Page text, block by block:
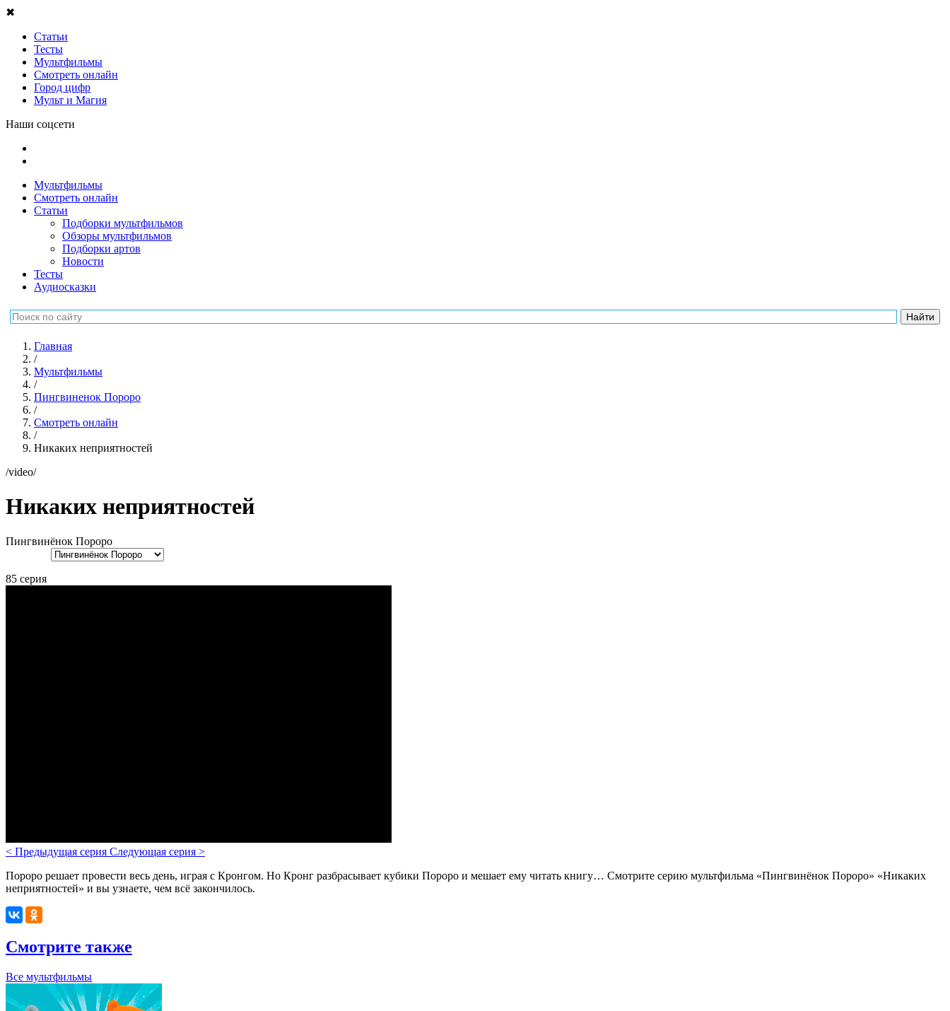
✖
Статьи
Тесты
Мультфильмы
Смотреть онлайн
Город цифр
Мульт и Магия
Наши соцсети
Мультфильмы
Смотреть онлайн
Статьи
Подборки мультфильмов
Обзоры мультфильмов
Подборки артов
Новости
Тесты
Аудиосказки
Главная
/
Мультфильмы
/
Пингвиненок Пороро
/
Смотреть онлайн
/
Никаких неприятностей
/video/
Никаких неприятностей
Пингвинёнок Пороро
85 серия
< Предыдущая серия Следующая серия >
Пороро решает провести весь день, играя с Кронгом. Но Кронг разбрасывает кубики Пороро и мешает ему читать книгу… Смотрите серию мультфильма «Пингвинёнок Пороро» «Никаких
неприятностей» и вы узнаете, чем всё закончилось.
Смотрите также
Все мультфильмы